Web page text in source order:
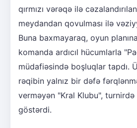
qırmızı vərəqə ilə
meydandan qovulması ilə
Buna baxmayaraq, oyun
komanda ardıcıl hücumlarla
müdafiəsində boşluqlar tapdı.
rəqibin yalnız bir dəfə
verməyən "Kral Klubu", turnirdə
göstərdi.